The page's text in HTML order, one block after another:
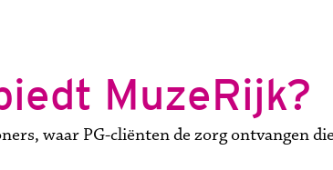
MuzeRijk?
waar PG-cliënten de zorg ontvangen